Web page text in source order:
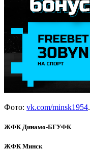
Фото: vk.com/minsk1954.
ЖФК Динамо-БГУФК
ЖФК Минск